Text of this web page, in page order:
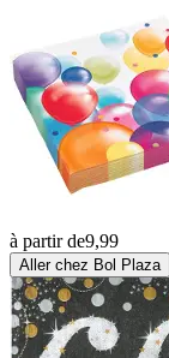
à partir de9,99
Aller chez Bol Plaza